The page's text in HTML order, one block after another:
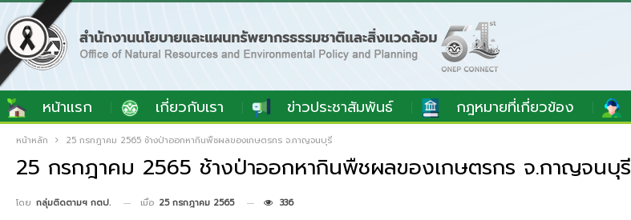
หน้าแรก เกี่ยวกับเรา ข่าวประชาสัมพันธ์ กฎหมายที่เกี่ยวข้อง
หน้าหลัก 25 กรกฎาคม 2565 ช้างป่าออกหากินพืชผลของเกษตรกร จ.กาญจนบุรี
25 กรกฎาคม 2565 ช้างป่าออกหากินพืชผลของเกษตรกร จ.กาญจนบุรี
โดย กลุ่มติดตามฯ กตป. เมื่อ 25 กรกฎาคม 2565 336